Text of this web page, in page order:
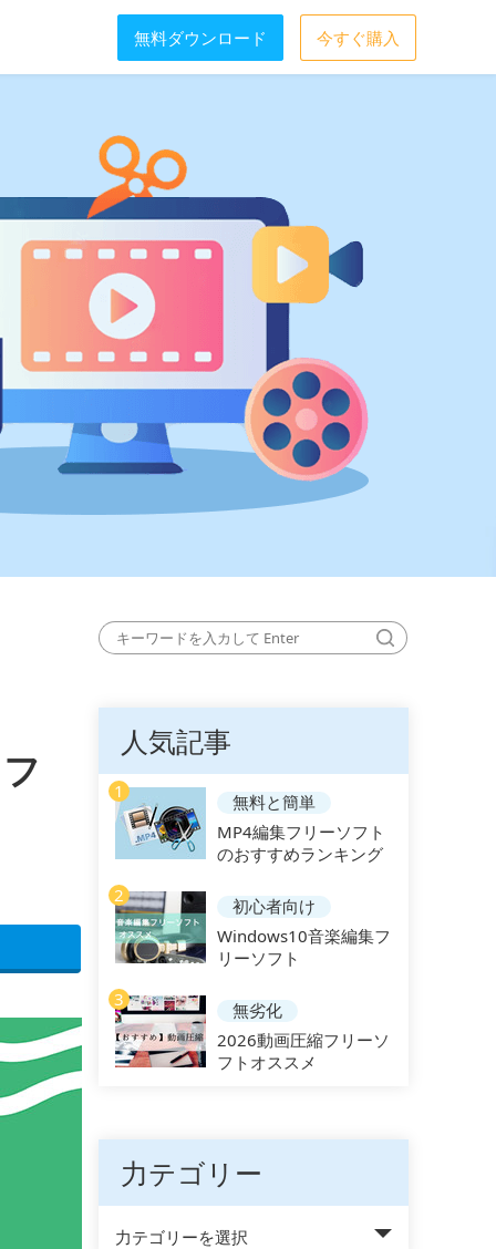
無料ダウンロード 今すぐ購入
人気記事
1
無料と簡単
MP4編集フリーソフト
のおすすめランキング
2
初心者向け
Windows10音楽編集フ
リーソフト
3
無劣化
2026動画圧縮フリーソ
フトオススメ
力テゴリー
力テゴリーを選択